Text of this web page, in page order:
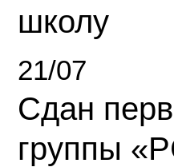
школу
21/07
Сдан
группы